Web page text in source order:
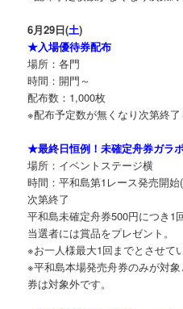
6月29日(土)
★入場優待券配布
場所：各門
時間：開門～
配布数：1,000枚
※配布予定数が無くなり次第終了
★最終日恒例！未確定舟券ガラ
場所：イベントステージ横
時間：平和島第1レース発売開
次第終了
平和島未確定舟券500円につき1
当選者には賞品をプレゼント。
※お一人様最大1回までとさせて
※平和島本場発売舟券のみが対
券は対象外です。